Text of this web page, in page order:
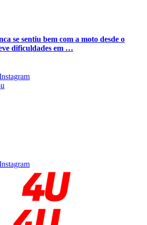
se sentiu bem com a moto desde o
dificuldades em …